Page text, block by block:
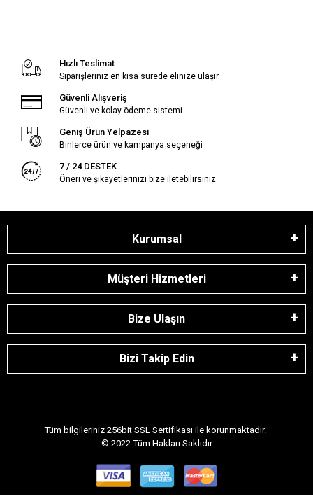
Hızlı Teslimat
Siparişleriniz en kısa sürede elinize ulaşır.
Güvenli Alışveriş
Güvenli ve kolay ödeme sistemi
Geniş Ürün Yelpazesi
Binlerce ürün ve kampanya seçeneği
7 / 24 DESTEK
Öneri ve şikayetlerinizi bize iletebilirsiniz.
Kurumsal
Müşteri Hizmetleri
Bize Ulaşın
Bizi Takip Edin
Tüm bilgileriniz 256bit SSL Sertifikası ile korunmaktadır.
© 2022 Tüm Hakları Saklıdır